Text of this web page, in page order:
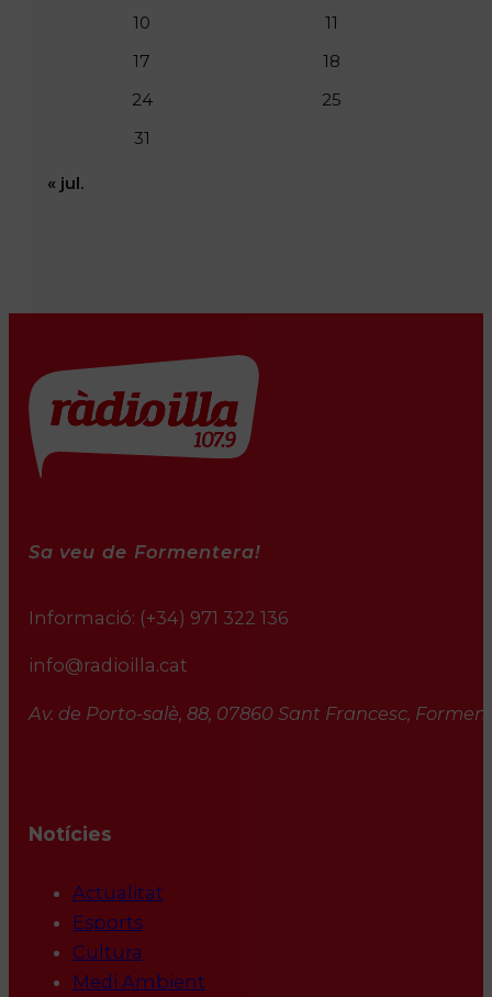
10
11
17
18
24
25
31
« jul.
Sa veu de Formentera!
Informació: (+34) 971 322 136
info@radioilla.cat
Av. de Porto-salè, 88, 07860 Sant Francesc,
Notícies
Actualitat
Esports
Cultura
Medi Ambient